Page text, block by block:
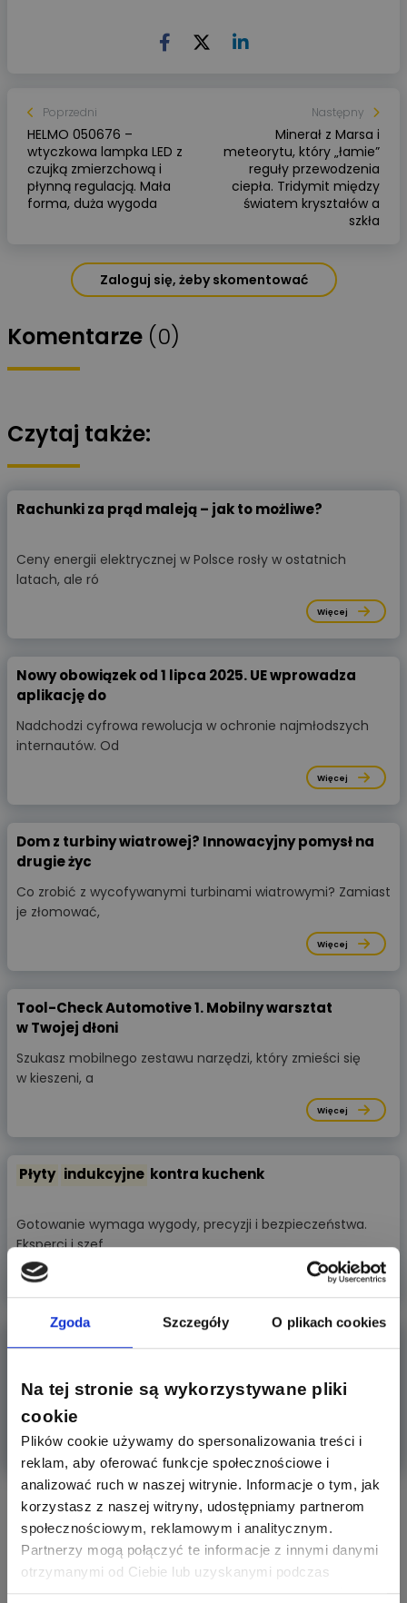
Zgoda Szczegóły O plikach cookies
Na tej stronie są wykorzystywane pliki
cookie
Plików cookie używamy do spersonalizowania treści i
reklam, aby oferować funkcje społecznościowe i
analizować ruch w naszej witrynie. Informacje o tym, jak
korzystasz z naszej witryny, udostępniamy partnerom
społecznościowym, reklamowym i analitycznym.
Partnerzy mogą połączyć te informacje z innymi danymi
otrzymanymi od Ciebie lub uzyskanymi podczas
korzystania z ich usług. Dzięki Twojej zgodzie możemy
Poprzedni
HELMO 050676 –
wtyczkowa lampka LED z
czujką zmierzchową i
płynną regulacją. Mała
forma, duża wygoda
Następny
Minerał z Marsa i
meteorytu, który „łamie”
reguły przewodzenia
ciepła. Tridymit między
światem kryształów a
szkła
Zaloguj się, żeby skomentować
Komentarze (0)
Czytaj także:
Rachunki za prąd maleją – jak to możliwe?
Ceny energii elektrycznej w Polsce rosły w ostatnich
latach, ale ró
Więcej
Nowy obowiązek od 1 lipca 2025. UE wprowadza
aplikację do
Nadchodzi cyfrowa rewolucja w ochronie najmłodszych
internautów. Od
Więcej
Dom z turbiny wiatrowej? Innowacyjny pomysł na
drugie życ
Co zrobić z wycofywanymi turbinami wiatrowymi? Zamiast
je złomować,
Więcej
Tool-Check Automotive 1. Mobilny warsztat
w Twojej dłoni
Szukasz mobilnego zestawu narzędzi, który zmieści się
w kieszeni, a
Więcej
Płyty indukcyjne kontra kuchenk
Gotowanie wymaga wygody, precyzji i bezpieczeństwa.
Eksperci i szef
Więcej
ARTYKUŁ SPONSOROWANY
W dobie powszechnej cyfryzacji i uzależnienia od
globalnych dostawc
Więcej
Aktywni producenci
Schneider Electric 279 307